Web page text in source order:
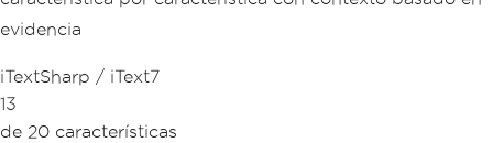
evidencia
iTextSharp / iText7
13
de 20 características